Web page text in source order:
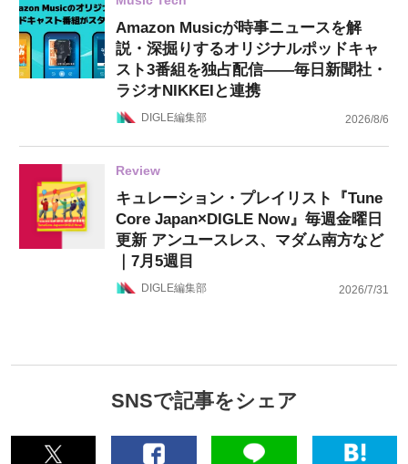
Amazon Musicが時事ニュースを解
説・深掘りするオリジナルポッドキャ
スト3番組を独占配信——毎日新聞社・
ラジオNIKKEIと連携
DIGLE編集部 2026/8/6
Review
キュレーション・プレイリスト『Tune
Core Japan×DIGLE Now』毎週金曜日
更新 アンユースレス、マダム南方など
｜7月5週目
DIGLE編集部 2026/7/31
SNSで記事をシェア